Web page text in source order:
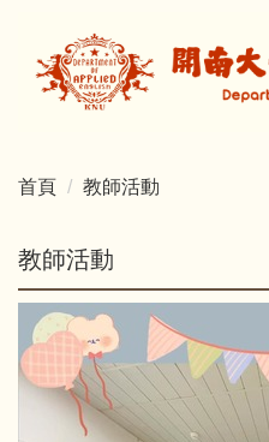
區
首頁 教師活動
教師活動